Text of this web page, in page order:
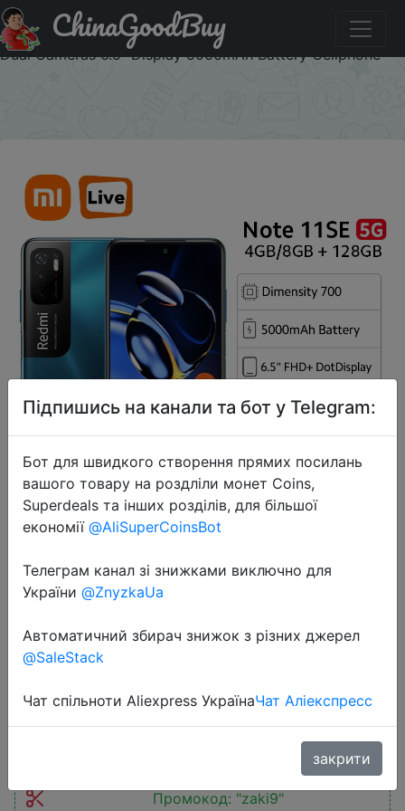
Промокод на знижку zaki9 Global ROM Xiaomi Redmi
Note 11SE 4GB/128GB Dimensity 700 Mobile Phone 48MP
Dual Cameras 6.5" Display 5000mAh Battery Cellphone
ChinaGoodBuy
2023-03-26
4GB/128GB Dimensity 700 Mobile
Phone 48MP Dual Cameras 6.5"
Display 5000mAh Battery
Cellphone
$133.2
Промокод: "zaki9"
Підпишись на канали та бот у Telegram:
Бот для швидкого створення прямих посилань
вашого товару на роздліли монет Coins,
Superdeals та інших розділів, для більшої
економії @AliSuperCoinsBot
Телеграм канал зі знижками виключно для
України @ZnyzkaUa
Автоматичний збирач знижок з різних джерел
@SaleStack
Чат спільноти Aliexpress УкраїнаЧат Аліекспресс
закрити